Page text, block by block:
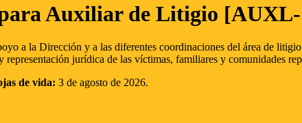
Auxiliar de Litigio [AUXL-
a la Dirección y a las diferentes coordinaciones del área de
representación jurídica de las víctimas, familiares y comunidades
de vida: 3 de agosto de 2026.